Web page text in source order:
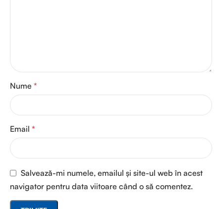
Nume *
Email *
Salvează-mi numele, emailul și site-ul web în acest
navigator pentru data viitoare când o să comentez.